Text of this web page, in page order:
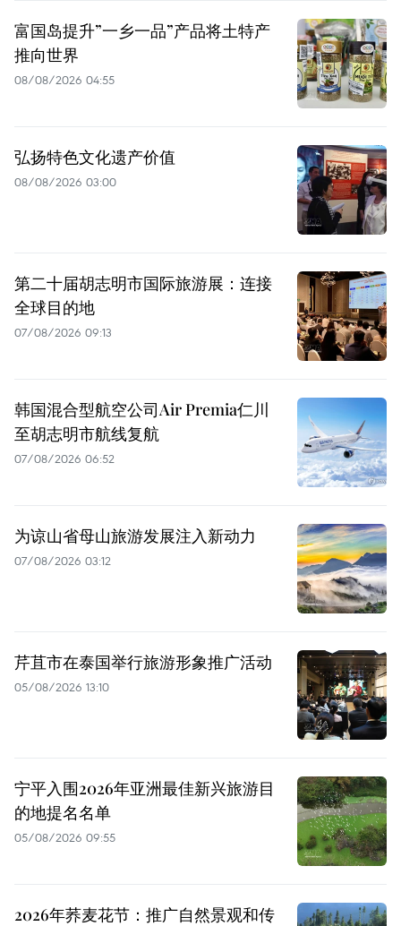
富国岛提升”一乡一品”产品将土特产
推向世界
08/08/2026 04:55
弘扬特色文化遗产价值
08/08/2026 03:00
第二十届胡志明市国际旅游展：连接
全球目的地
07/08/2026 09:13
韩国混合型航空公司Air Premia仁川
至胡志明市航线复航
07/08/2026 06:52
为谅山省母山旅游发展注入新动力
07/08/2026 03:12
芹苴市在泰国举行旅游形象推广活动
05/08/2026 13:10
宁平入围2026年亚洲最佳新兴旅游目
的地提名名单
05/08/2026 09:55
2026年荞麦花节：推广自然景观和传